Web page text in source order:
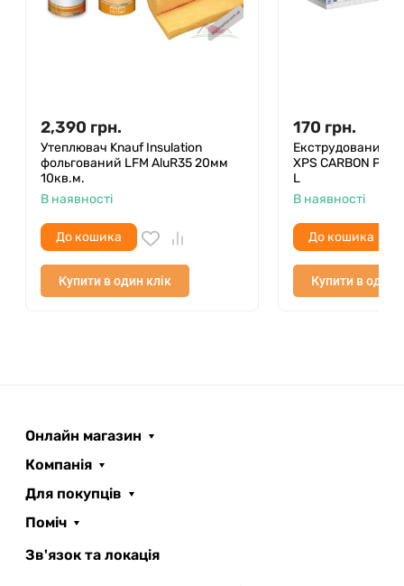
2,390 грн.
Утеплювач Knauf Insulation
фольгований LFM AluR35 20мм
10кв.м.
В наявності
До кошика
Купити в один клік
170 грн.
Екструдований
XPS CARBON
L
В наявності
До кошика
Купити в один
Онлайн магазин
Компанія
Для покупців
Поміч
Зв'язок та локація
AI помічник